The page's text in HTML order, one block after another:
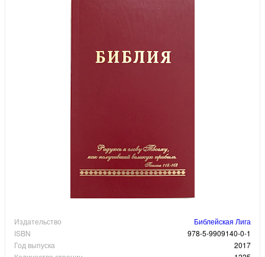
Издательство
Библейская Лига
ISBN
978-5-9909140-0-1
Год выпуска
2017